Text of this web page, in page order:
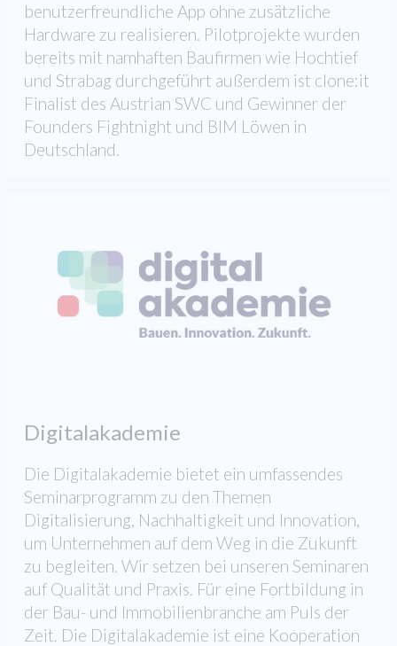
benutzerfreundliche App ohne zusätzliche
Hardware zu realisieren. Pilotprojekte wurden
bereits mit namhaften Baufirmen wie Hochtief
und Strabag durchgeführt außerdem ist clone:it
Finalist des Austrian SWC und Gewinner der
Founders Fightnight und BIM Löwen in
Deutschland.
Digitalakademie
Die Digitalakademie bietet ein umfassendes
Seminarprogramm zu den Themen
Digitalisierung, Nachhaltigkeit und Innovation,
um Unternehmen auf dem Weg in die Zukunft
zu begleiten. Wir setzen bei unseren Seminaren
auf Qualität und Praxis. Für eine Fortbildung in
der Bau- und Immobilienbranche am Puls der
Zeit. Die Digitalakademie ist eine Kooperation